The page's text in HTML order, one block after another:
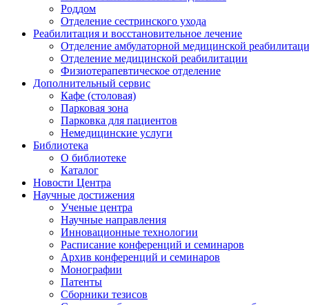
Роддом
Отделение сестринского ухода
Реабилитация и восстановительное лечение
Отделение амбулаторной медицинской
Отделение медицинской реабилитации
Физиотерапевтическое отделение
Дополнительный сервис
Кафе (столовая)
Парковая зона
Парковка для пациентов
Немедицинские услуги
Библиотека
О библиотеке
Каталог
Новости Центра
Научные достижения
Ученые центра
Научные направления
Инновационные технологии
Расписание конференций и семинаров
Архив конференций и семинаров
Монографии
Патенты
Сборники тезисов